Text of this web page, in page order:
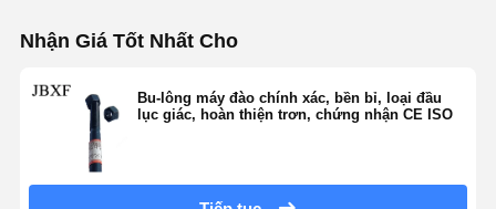
Nhận Giá Tốt Nhất Cho
Bu-lông máy đào chính xác, bền bỉ, loại đầu
lục giác, hoàn thiện trơn, chứng nhận CE ISO